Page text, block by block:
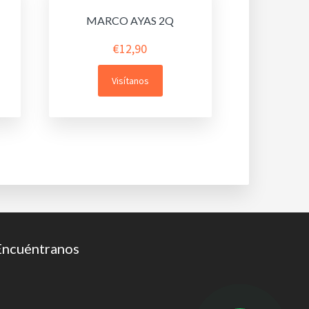
MARCO AYAS 2Q
€12,90
Visítanos